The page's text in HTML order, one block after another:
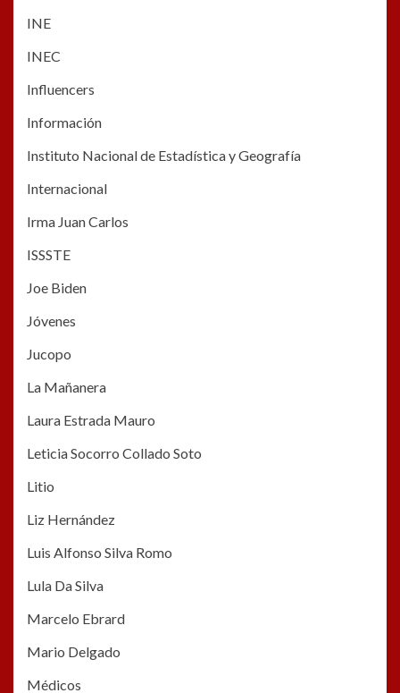
INE
INEC
Influencers
Información
Instituto Nacional de Estadística y Geografía
Internacional
Irma Juan Carlos
ISSSTE
Joe Biden
Jóvenes
Jucopo
La Mañanera
Laura Estrada Mauro
Leticia Socorro Collado Soto
Litio
Liz Hernández
Luis Alfonso Silva Romo
Lula Da Silva
Marcelo Ebrard
Mario Delgado
Médicos